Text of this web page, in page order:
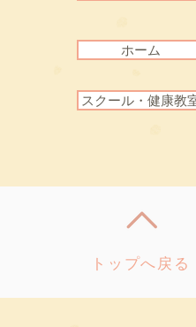
ホーム
スクール・健康教
トップへ戻る